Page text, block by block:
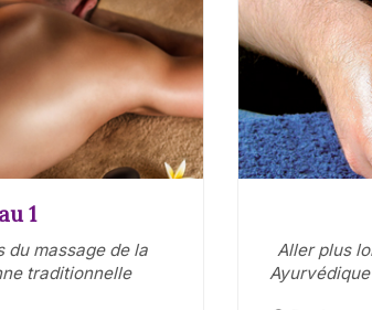
1
du massage de la
traditionnelle
Aller plus